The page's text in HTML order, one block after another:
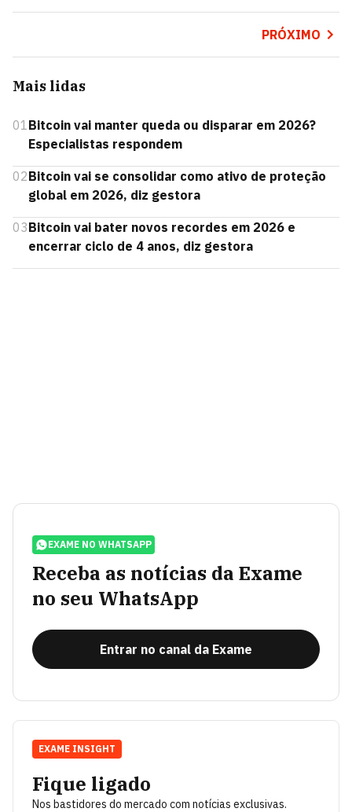
PRÓXIMO
Mais lidas
01Bitcoin vai manter queda ou disparar em 2026?
Especialistas respondem
02Bitcoin vai se consolidar como ativo de proteção
global em 2026, diz gestora
03Bitcoin vai bater novos recordes em 2026 e
encerrar ciclo de 4 anos, diz gestora
EXAME NO WHATSAPP
Receba as notícias da Exame
no seu WhatsApp
Entrar no canal da Exame
Fique ligado
Nos bastidores do mercado com notícias exclusivas.
EXAME INSIGHT